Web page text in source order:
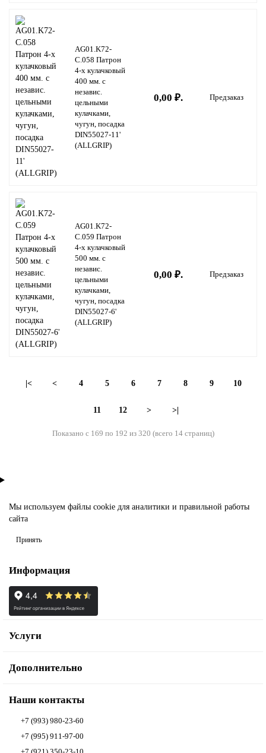
AG01.K72-
C.058 Патрон
4-х кулачковый
400 мм. с
независ.
цельными
кулачками,
чугун, посадка
DIN55027-11'
(ALLGRIP)
0,00 ₽. Предзаказ
AG01.K72-
C.059 Патрон
4-х кулачковый
500 мм. с
независ.
цельными
кулачками,
чугун, посадка
DIN55027-6'
(ALLGRIP)
0,00 ₽. Предзаказ
|< < 4 5 6 7 8 9 10
11 12 > >|
Показано с 169 по 192 из 320 (всего 14 страниц)
Мы используем файлы cookie для аналитики и правильной работы
сайта
Принять
Информация
Услуги
Дополнительно
Наши контакты
+7 (993) 980-23-60
+7 (995) 911-97-00